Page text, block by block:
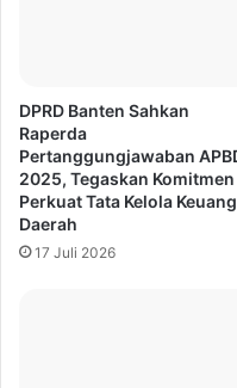
DPRD Banten Sahkan
Raperda
Pertanggungjawaban
2025, Tegaskan Komitmen
Perkuat Tata Kelola
Daerah
17 Juli 2026